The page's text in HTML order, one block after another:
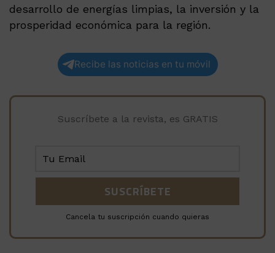
desarrollo de energías limpias, la inversión y la
prosperidad económica para la región.
Recibe las noticias en tu móvil
Suscríbete a la revista, es GRATIS
Cancela tu suscripción cuando quieras